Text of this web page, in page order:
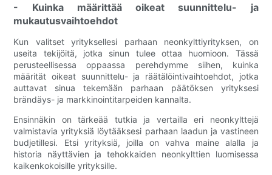
- Kuinka määrittää oikeat suunnittelu- ja
mukautusvaihtoehdot
Kun valitset yrityksellesi parhaan neonkylttiyrityksen, on
useita tekijöitä, jotka sinun tulee ottaa huomioon. Tässä
perusteellisessa oppaassa perehdymme siihen, kuinka
määrität oikeat suunnittelu- ja räätälöintivaihtoehdot, jotka
auttavat sinua tekemään parhaan päätöksen yrityksesi
brändäys- ja markkinointitarpeiden kannalta.
Ensinnäkin on tärkeää tutkia ja vertailla eri neonkylttejä
valmistavia yrityksiä löytääksesi parhaan laadun ja vastineen
budjetillesi. Etsi yrityksiä, joilla on vahva maine alalla ja
historia näyttävien ja tehokkaiden neonkylttien luomisessa
kaikenkokoisille yrityksille.